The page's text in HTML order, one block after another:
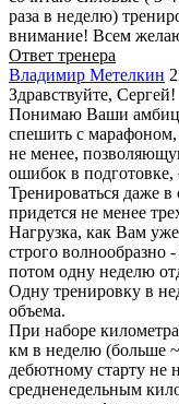
раза в неделю)
внимание! Всем
Ответ тренера
Владимир Метелкин
Здравствуйте, Сергей!
Понимаю Ваши
спешить с
не менее,
ошибок в подготовке,
Тренироваться даже
придется не менее
Нагрузка, как Вам
строго волнообразно
потом одну неделю
Одну тренировку в
объема.
При наборе
км в неделю (больше
дебютному старту не
средненедельным